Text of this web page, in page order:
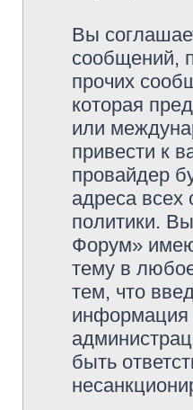
Вы
сообщений,
прочих
которая
или
привести к
провайдер
адреса всех
политики.
Форум»
тему в
тем, что
информация
быть